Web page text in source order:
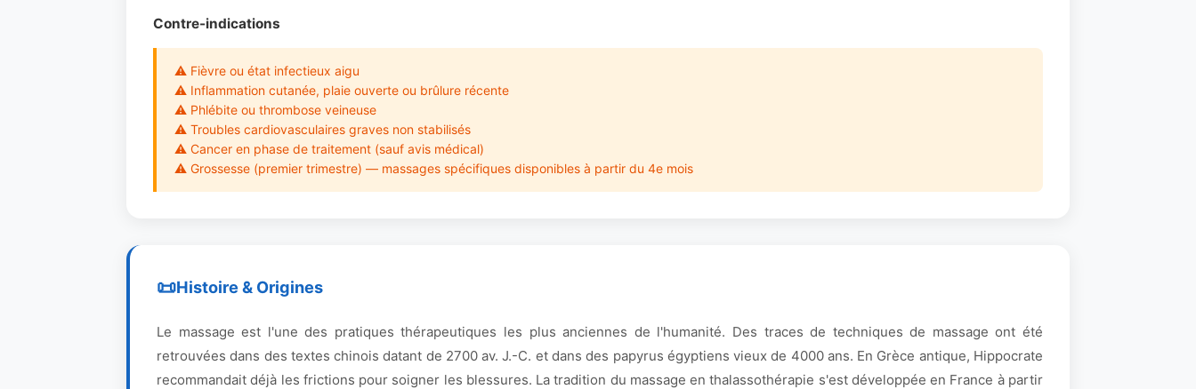
Contre-indications
⚠ Fièvre ou état infectieux aigu
⚠ Inflammation cutanée, plaie ouverte ou brûlure récente
⚠ Phlébite ou thrombose veineuse
⚠ Troubles cardiovasculaires graves non stabilisés
⚠ Cancer en phase de traitement (sauf avis médical)
⚠ Grossesse (premier trimestre) — massages spécifiques disponibles à partir du 4e mois
Histoire & Origines
Le massage est l'une des pratiques thérapeutiques les plus anciennes de l'humanité. Des traces de techniques de massage ont été
retrouvées dans des textes chinois datant de 2700 av. J.-C. et dans des papyrus égyptiens vieux de 4000 ans. En Grèce antique, Hippocrate
recommandait déjà les frictions pour soigner les blessures. La tradition du massage en thalassothérapie s'est développée en France à partir